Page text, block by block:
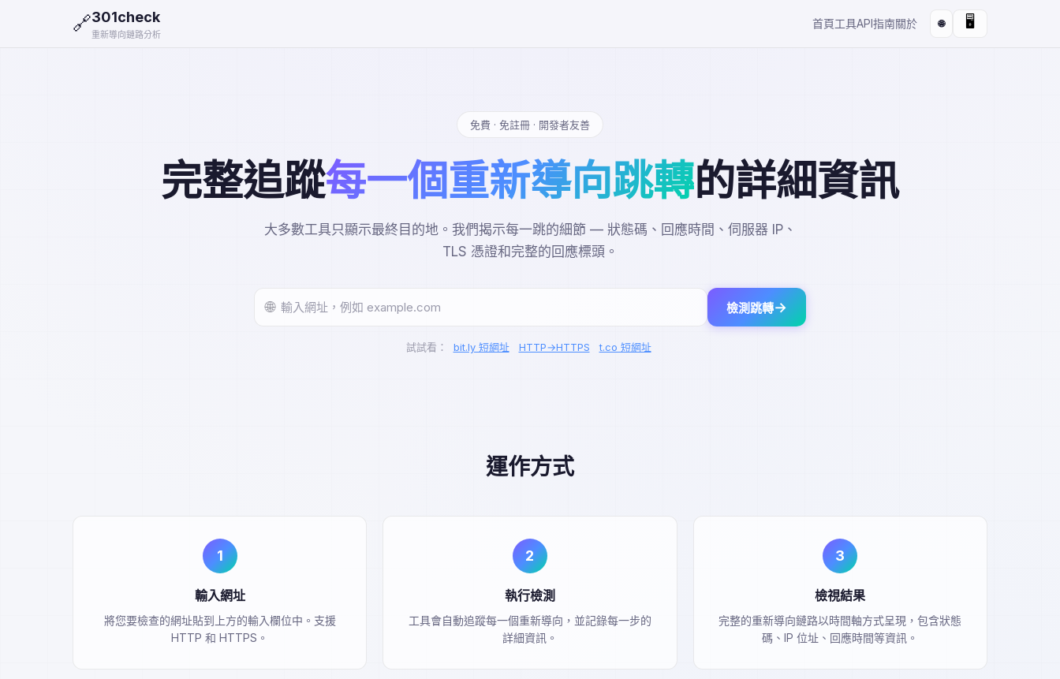
🔗301check
重新導向鏈路分析
首頁工具API指南關於 🌐 🖥️
免費 · 免註冊 · 開發者友善
完整追蹤每一個重新導向跳轉的詳細資訊
大多數工具只顯示最終目的地。我們揭示每一跳的細節 — 狀態碼、回應時間、伺服器 IP、
TLS 憑證和完整的回應標頭。
🌐 檢測跳轉→
試試看： bit.ly 短網址 HTTP→HTTPS t.co 短網址
運作方式
1
輸入網址
將您要檢查的網址貼到上方的輸入欄位中。支援
HTTP 和 HTTPS。
2
執行檢測
工具會自動追蹤每一個重新導向，並記錄每一步的
詳細資訊。
3
檢視結果
完整的重新導向鏈路以時間軸方式呈現，包含狀態
碼、IP 位址、回應時間等資訊。